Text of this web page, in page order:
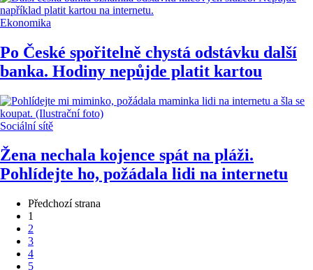
Ekonomika
Po České spořitelně chystá odstávku další
banka. Hodiny nepůjde platit kartou
Sociální sítě
Žena nechala kojence spát na pláži.
Pohlídejte ho, požádala lidi na internetu
Předchozí strana
1
2
3
4
5